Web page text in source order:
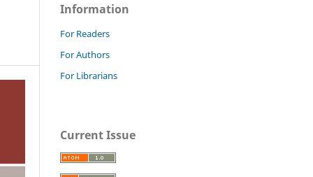
Information
For Readers
For Authors
For Librarians
Current Issue